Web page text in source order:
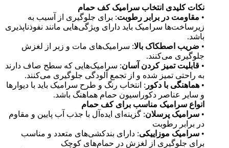
نکات کلیدی انتخاب سرامیک کف حمام
• مقاومت در برابر رطوبت: برای جلوگیری از آسیب به
زیرساخت‌ها سرامیک باید دارای ویژگی‌هایی مانند نفوذناپذیری
باشد.
• ضریب اصطکاک بالا: سرامیک‌های مات و زبر از لغزش
جلوگیری می‌کنند.
• قابلیت تمیز کردن آسان: سرامیک‌هایی که سطح صاف دارند
به راحتی تمیز شده و از تجمع آلودگی جلوگیری می‌کنند.
• هماهنگی با دکور : انتخاب رنگ و طرح سرامیک باید با دیوارها
و سایر عناصر دکوراسیون حمام هماهنگ باشد.
انواع سرامیک مناسب برای کف حمام
• سرامیک پرسلان: گزینه‌ای ایده‌آل با جذب آب پایین و مقاوم
در برابر رطوبت
• سرامیک موزاییکی: دارای بندکشی‌های متعدد و مناسب
برای جلوگیری از لغزش در حمام‌های کوچک